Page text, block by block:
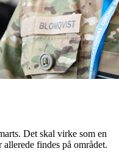
Det skal virke som en
findes på området.